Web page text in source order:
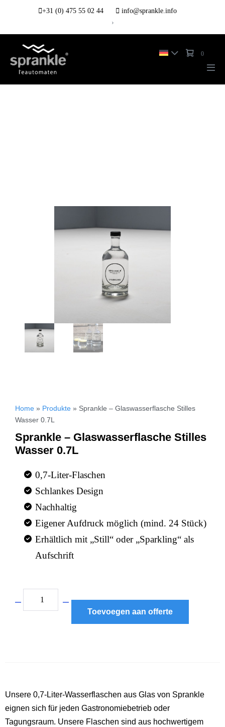
+31 (0) 475 55 02 44
info@sprankle.info
›
0
Home » Produkte » Sprankle – Glaswasserflasche Stilles
Wasser 0.7L
Sprankle – Glaswasserflasche Stilles
Wasser 0.7L
0,7-Liter-Flaschen
Schlankes Design
Nachhaltig
Eigener Aufdruck möglich (mind. 24 Stück)
Erhältlich mit „Still“ oder „Sparkling“ als
Aufschrift
Toevoegen aan offerte
Unsere 0,7-Liter-Wasserflaschen aus Glas von Sprankle
eignen sich für jeden Gastronomiebetrieb oder
Tagungsraum. Unsere Flaschen sind aus hochwertigem